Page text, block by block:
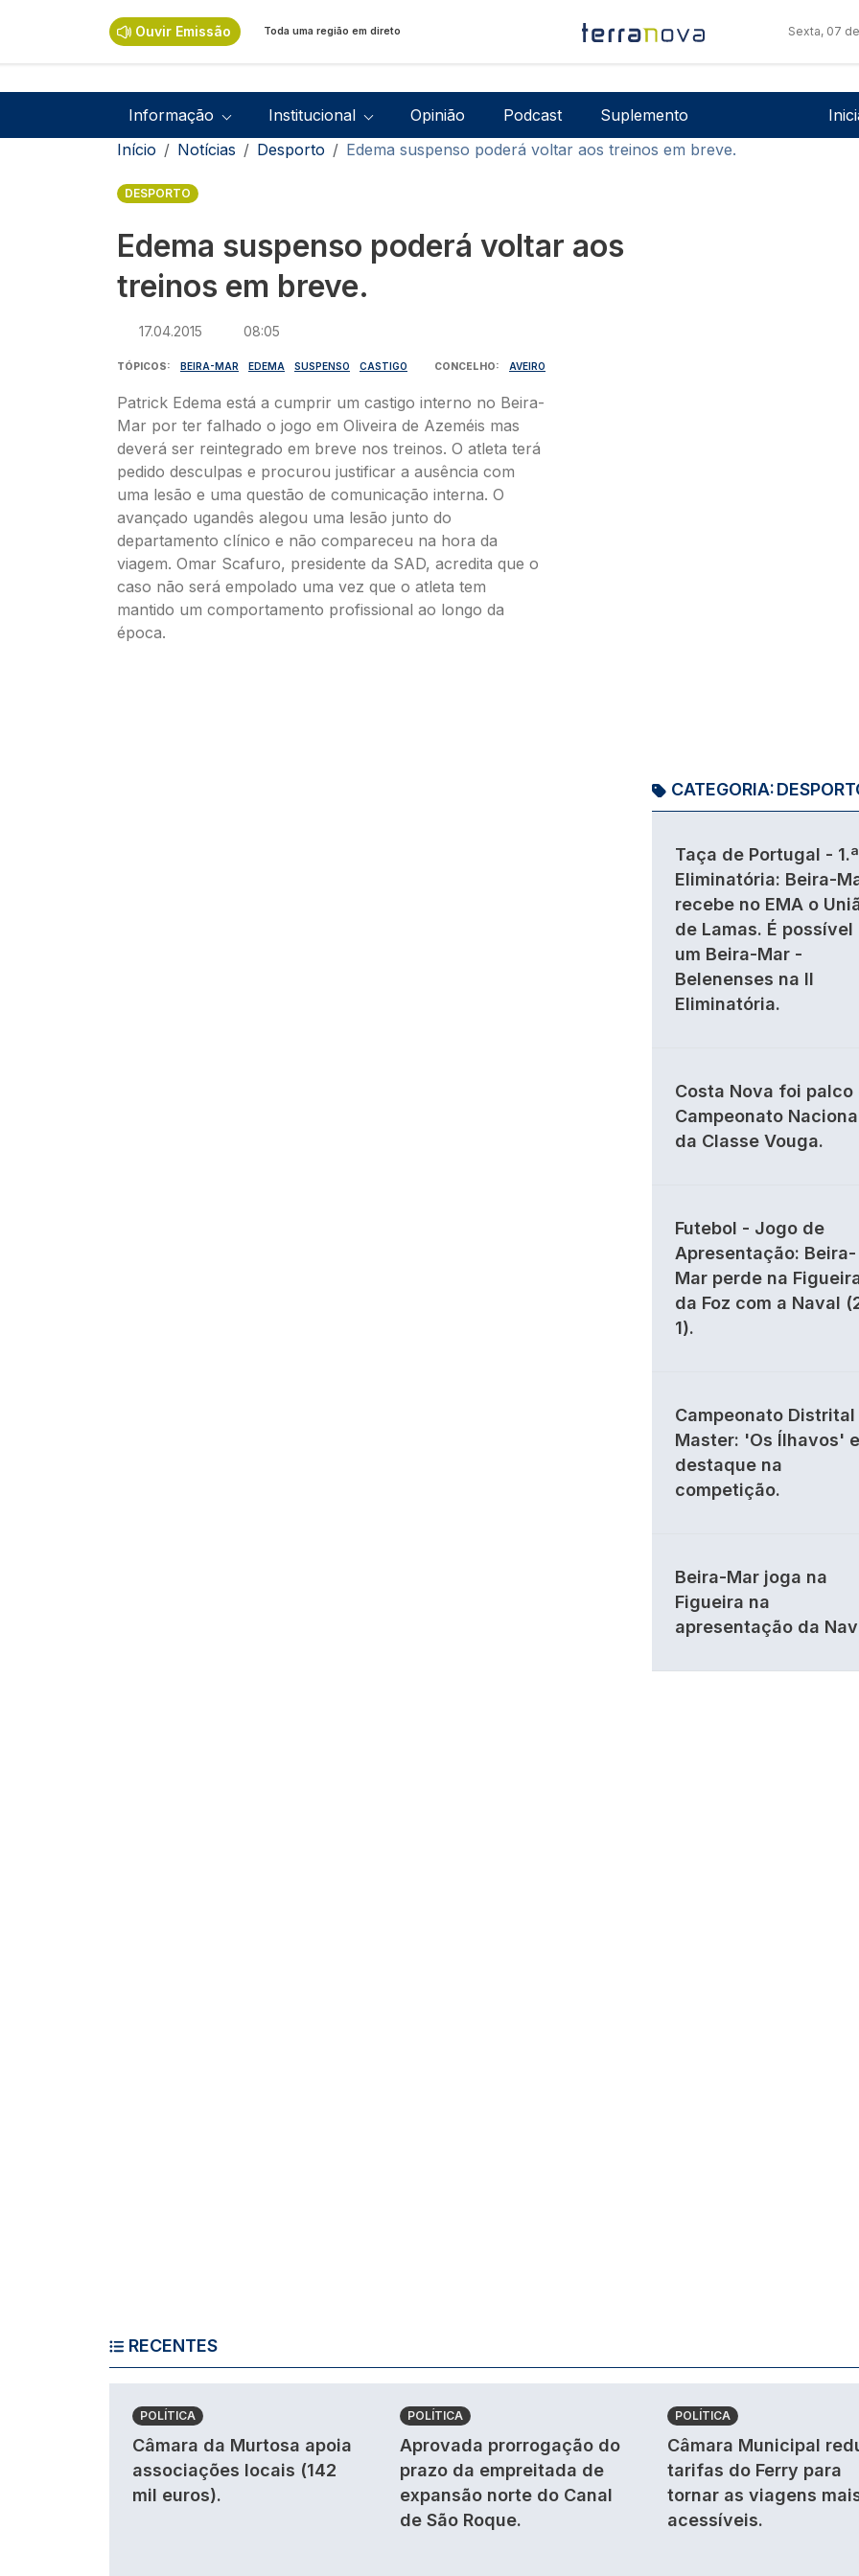
Ouvir Emissão Toda uma região em direto Sexta, 07
Navegação principal
Informação Institucional Opinião Podcast Suplemento
Navegação estrutural
Início Notícias Desporto Edema suspenso poderá voltar aos treinos em breve.
DESPORTO
Edema suspenso poderá voltar aos
treinos em breve.
17.04.2015 08:05
TÓPICOS BEIRA-MAR EDEMA SUSPENSO CASTIGO CONCELHO AVEIRO
Patrick Edema está a cumprir um castigo interno no Beira-
Mar por ter falhado o jogo em Oliveira de Azeméis mas
deverá ser reintegrado em breve nos treinos. O atleta terá
pedido desculpas e procurou justificar a ausência com
uma lesão e uma questão de comunicação interna. O
avançado ugandês alegou uma lesão junto do
departamento clínico e não compareceu na hora da
viagem. Omar Scafuro, presidente da SAD, acredita que o
caso não será empolado uma vez que o atleta tem
mantido um comportamento profissional ao longo da
época.
CATEGORIA:
Taça de Portugal - 1.ª
Eliminatória: Beira-
recebe no EMA o
de Lamas. É possível
um Beira-Mar -
Belenenses na II
Eliminatória.
Costa Nova foi palco
Campeonato
da Classe Vouga.
Futebol - Jogo de
Apresentação: Beira-
Mar perde na
da Foz com a Naval
1).
Campeonato Distrital
Master: 'Os Ílhavos'
destaque na
competição.
Beira-Mar joga na
Figueira na
apresentação da
RECENTES
POLÍTICA
Câmara da Murtosa apoia
associações locais (142
mil euros).
POLÍTICA
Aprovada prorrogação do
prazo da empreitada de
expansão norte do Canal
de São Roque.
POLÍTICA
Câmara Municipal
tarifas do Ferry para
tornar as viagens
acessíveis.